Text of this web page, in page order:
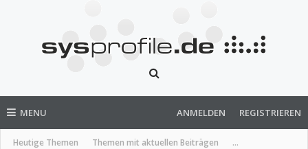
MENU
Heutige Themen Themen mit aktuellen Beiträgen ...
ANMELDEN REGISTRIEREN